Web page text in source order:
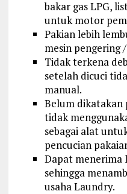
bakar gas LPG,
untuk motor
Pakian lebih
mesin pengering
Tidak terkena
setelah dicuci
manual.
Belum dikatakan
tidak
sebagai alat
pencucian
Dapat menerima
sehingga
usaha Laundry.